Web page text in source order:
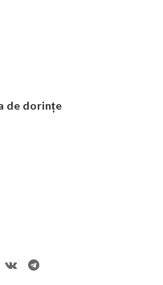
de dorințe